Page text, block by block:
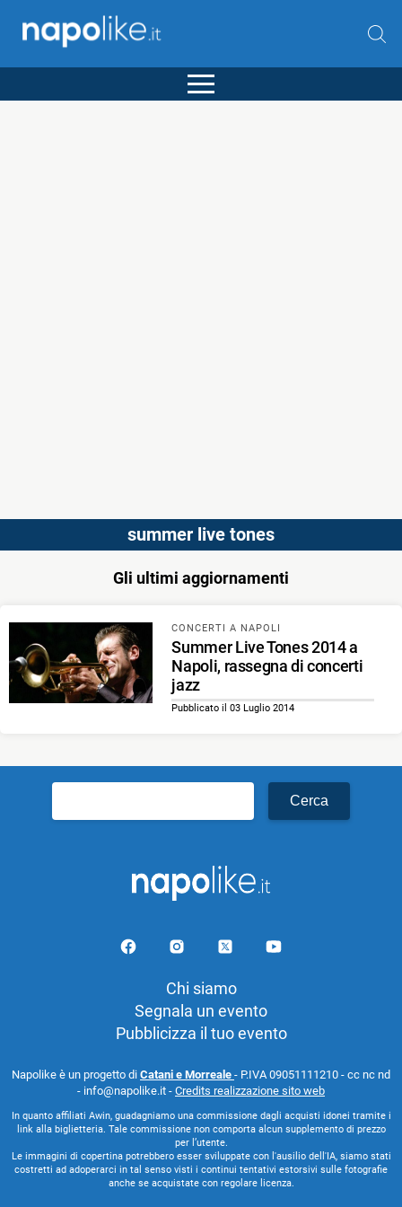
summer live tones
Gli ultimi aggiornamenti
CONCERTI A NAPOLI
Summer Live Tones 2014 a
Napoli, rassegna di concerti
jazz
Pubblicato il 03 Luglio 2014
per:
Chi siamo
Segnala un evento
Pubblicizza il tuo evento
Napolike è un progetto di Catani e Morreale - P.IVA 09051111210 - cc nc nd
- info@napolike.it - Credits realizzazione sito web
In quanto affiliati Awin, guadagniamo una commissione dagli acquisti idonei tramite i
link alla biglietteria. Tale commissione non comporta alcun supplemento di prezzo
per l’utente.
Le immagini di copertina potrebbero esser sviluppate con l'ausilio dell'IA, siamo stati
costretti ad adoperarci in tal senso visti i continui tentativi estorsivi sulle fotografie
anche se acquistate con regolare licenza.